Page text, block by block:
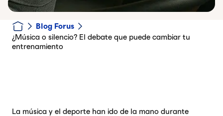
Blog Forus
¿Música o silencio? El debate que puede cambiar tu
entrenamiento
La música y el deporte han ido de la mano durante